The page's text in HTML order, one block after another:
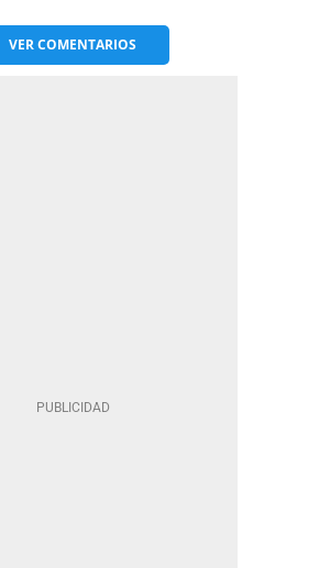
VERCOMENTARIOS